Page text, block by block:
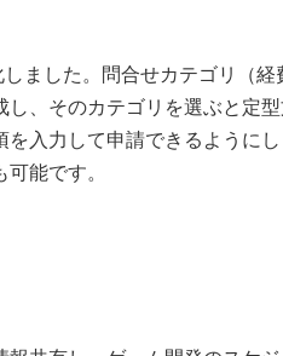
ました。問合せカテゴリ（経
、そのカテゴリを選ぶと定
入力して申請できるように
能です。